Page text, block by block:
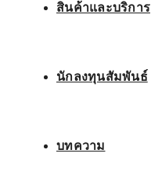
สินค้าและบริการ
นักลงทุนสัมพันธ์
บทความ